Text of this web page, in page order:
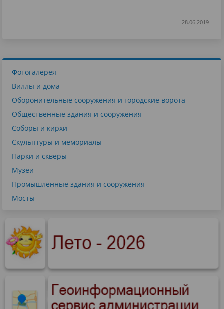
28.06.2019
Фотогалерея
Виллы и дома
Оборонительные сооружения и городские ворота
Общественные здания и сооружения
Соборы и кирхи
Скульптуры и мемориалы
Парки и скверы
Музеи
Промышленные здания и сооружения
Мосты